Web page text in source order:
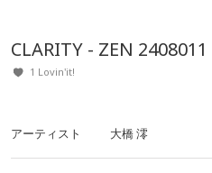
CLARITY - ZEN 2408011
1 Lovin'it!
アーティスト 大橋 澪